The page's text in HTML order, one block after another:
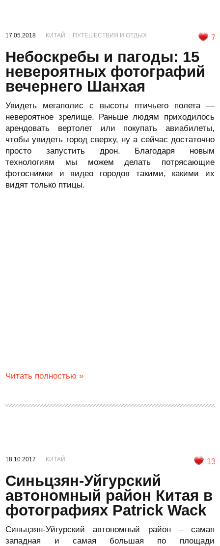
17.05.2018 КИТАЙ ПУТЕШЕСТВИЯ И ОТДЫХ 7
Небоскребы и пагоды: 15
невероятных фотографий
вечернего Шанхая
Увидеть мегаполис с высоты птичьего полета —
невероятное зрелище. Раньше людям приходилось
арендовать вертолет или покупать авиабилеты,
чтобы увидеть город сверху, ну а сейчас достаточно
просто запустить дрон. Благодаря новым
технологиям мы можем делать потрясающие
фотоснимки и видео городов такими, какими их
видят только птицы.
Читать полностью »
18.10.2017 КИТАЙ 13
Синьцзян-Уйгурский
автономный район Китая в
фотографиях Patrick Wack
Синьцзян-Уйгурский автономный район – самая
западная и самая большая по площади